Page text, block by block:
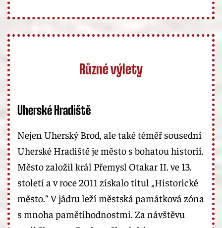
Různé výlety
Uherské Hradiště
Nejen Uherský Brod, ale také téměř sousední
Uherské Hradiště je město s bohatou historií.
Město založil král Přemysl Otakar II. ve 13.
století a v roce 2011 získalo titul „Historické
město.“ V jádru leží městská památková zóna
s mnoha pamětihodnostmi. Za návštěvu